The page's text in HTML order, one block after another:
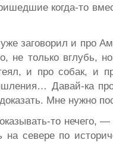
когда-то
заговорил и про
не только вглубь,
и про собак, и
Давай-ка
Мне нужно
то нечего,
на севере по